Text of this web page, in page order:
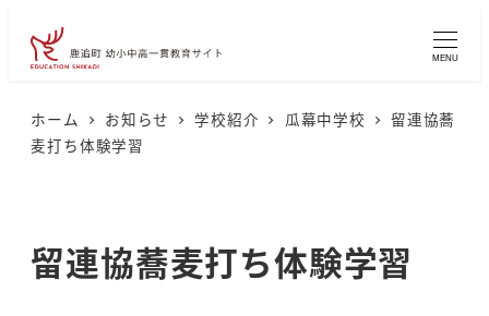
MENU
ホーム お知らせ 学校紹介 瓜幕中学校
留連協蕎
麦打ち体験学習
留連協蕎麦打ち体験学習